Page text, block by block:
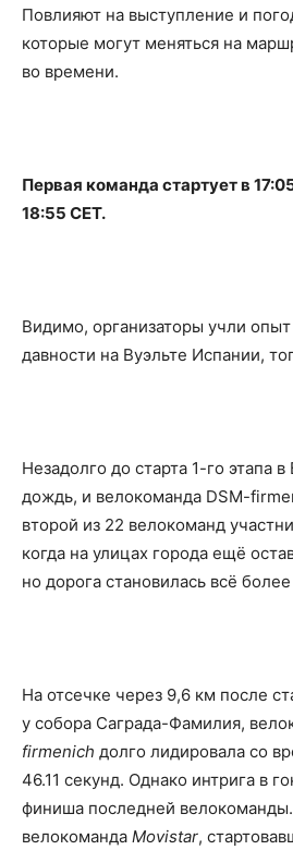
Повлияют на выступление и
которые могут меняться на
во времени.
Первая команда стартует в
18:55 CET.
Видимо, организаторы учли
давности на Вуэльте Испании,
Незадолго до старта 1-го этапа
дождь, и велокоманда DSM-
второй из 22 велокоманд
когда на улицах города ещё
но дорога становилась всё
На отсечке через 9,6 км после
у собора Саграда-Фамилия,
firmenich долго лидировала со
46.11 секунд. Однако интрига в
финиша последней
велокоманда Movistar,